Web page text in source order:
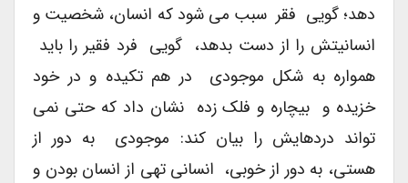
دهد؛ گویی فقر سبب می شود که انسان، شخصیت و
انسانیتش را از دست بدهد، گویی فرد فقیر را باید
همواره به شکل موجودی در هم تکیده و در خود
خزیده و بیچاره و فلک زده نشان داد که حتی نمی
تواند دردهایش را بیان کند: موجودی به دور از
هستی، به دور از خوبی، انسانی تهی از انسان بودن و